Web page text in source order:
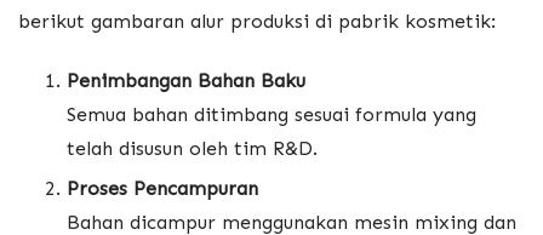
berikut gambaran alur produksi di pabrik kosmetik:
Penimbangan Bahan Baku
Semua bahan ditimbang sesuai formula yang
telah disusun oleh tim R&D.
Proses Pencampuran
Bahan dicampur menggunakan mesin mixing dan